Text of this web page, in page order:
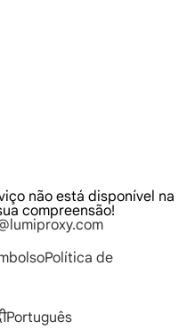
não está disponível na
compreensão!
Política de
Português